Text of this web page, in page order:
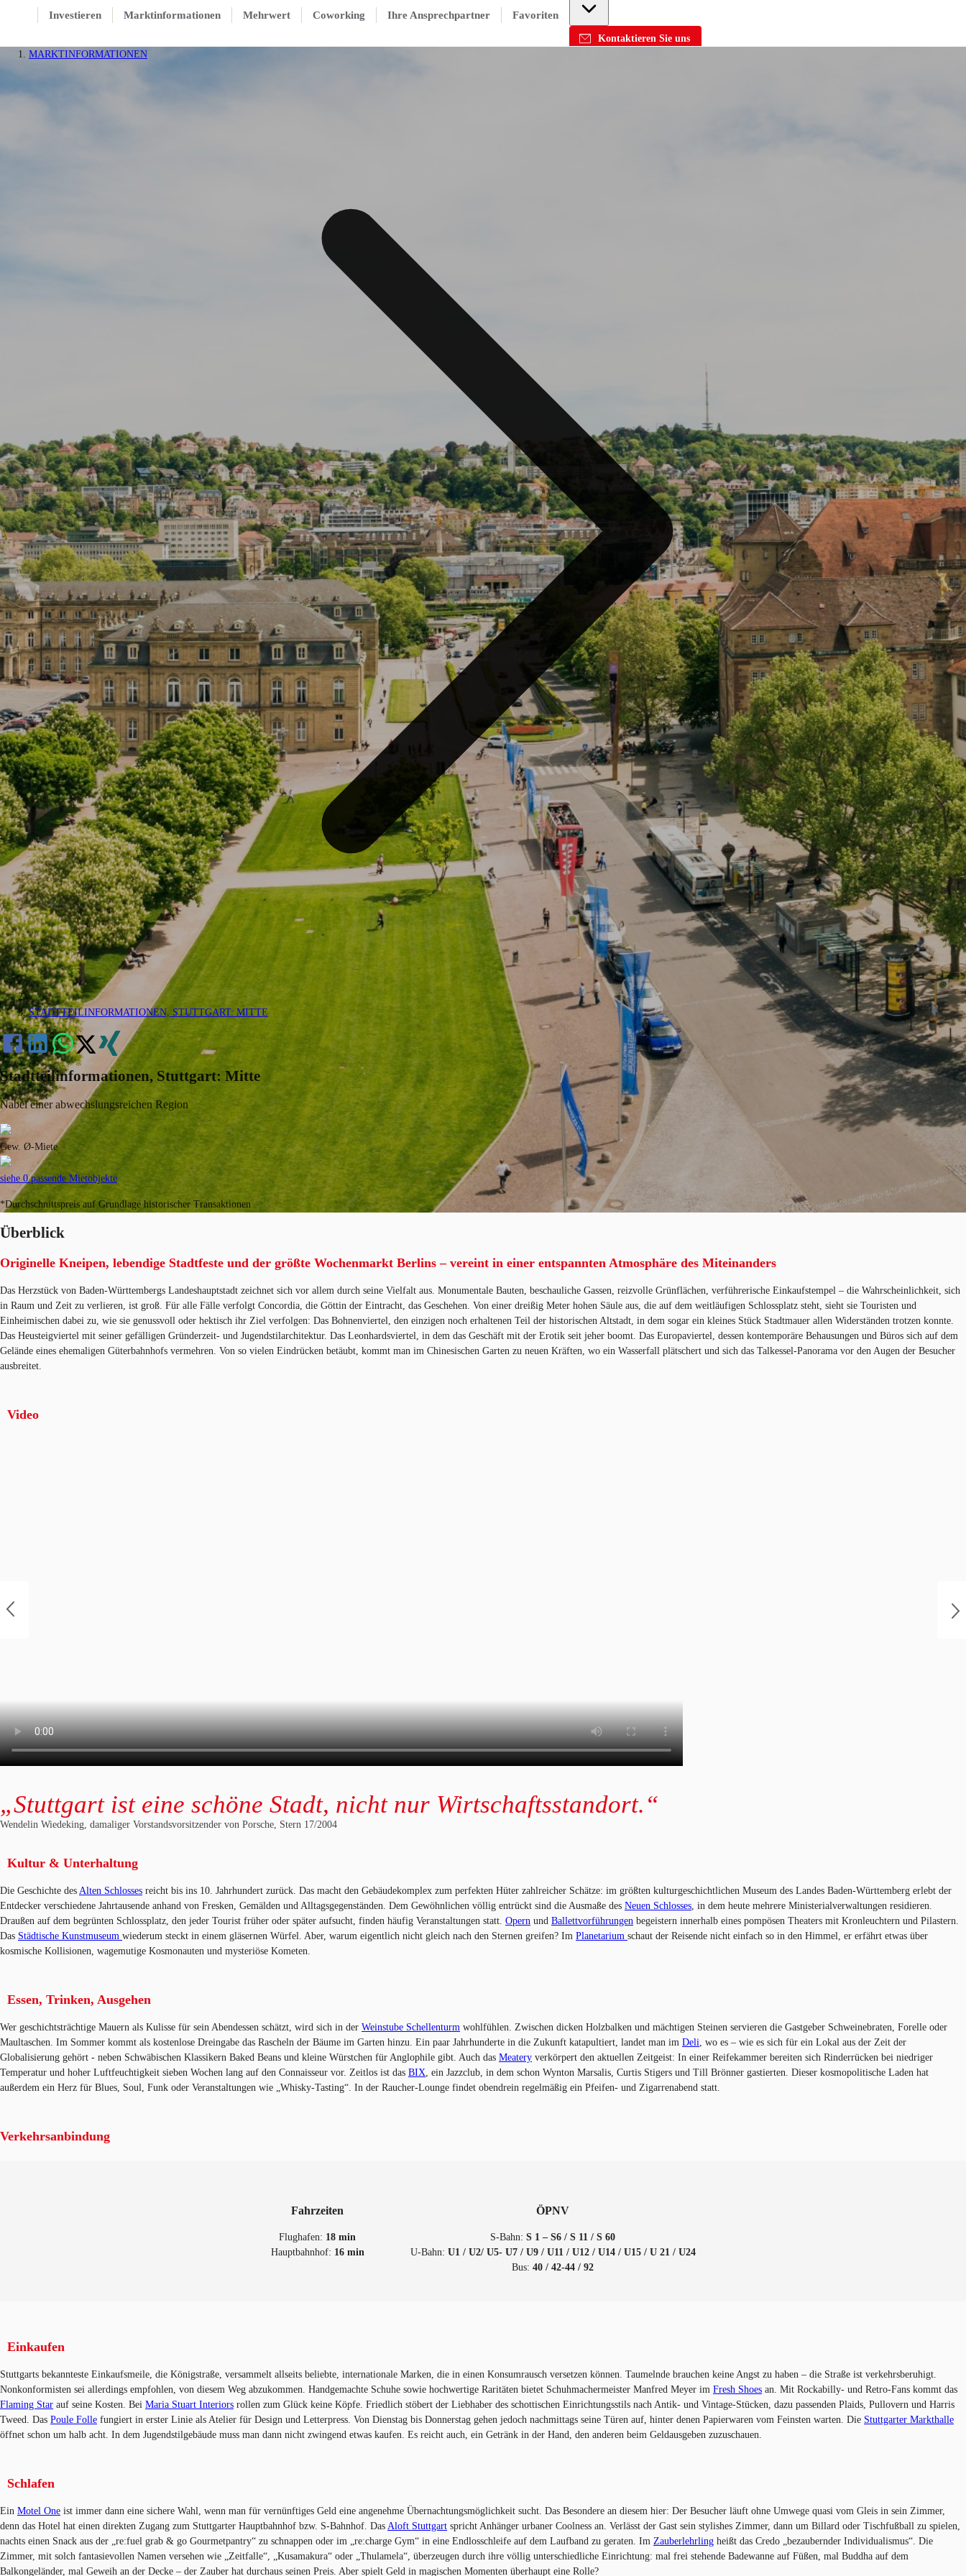
Investieren Marktinformationen Mehrwert Coworking Ihre Ansprechpartner Favoriten
Kontaktieren Sie uns
MARKTINFORMATIONEN
STADTTEILINFORMATIONEN, STUTTGART: MITTE
Stadtteilinformationen, Stuttgart: Mitte
Nabel einer abwechslungsreichen Region
Gew. Ø-Miete
siehe 0 passende Mietobjekte
*Durchschnittspreis auf Grundlage historischer Transaktionen
Überblick
Originelle Kneipen, lebendige Stadtfeste und der größte Wochenmarkt Berlins – vereint in einer entspannten Atmosphäre des Miteinanders
Das Herzstück von Baden-Württembergs Landeshauptstadt zeichnet sich vor allem durch seine Vielfalt aus. Monumentale Bauten, beschauliche Gassen, reizvolle Grünflächen, verführerische Einkaufstempel – die Wahrscheinlichkeit, sich
in Raum und Zeit zu verlieren, ist groß. Für alle Fälle verfolgt Concordia, die Göttin der Eintracht, das Geschehen. Von einer dreißig Meter hohen Säule aus, die auf dem weitläufigen Schlossplatz steht, sieht sie Touristen und
Einheimischen dabei zu, wie sie genussvoll oder hektisch ihr Ziel verfolgen: Das Bohnenviertel, den einzigen noch erhaltenen Teil der historischen Altstadt, in dem sogar ein kleines Stück Stadtmauer allen Widerständen trotzen konnte.
Das Heusteigviertel mit seiner gefälligen Gründerzeit- und Jugendstilarchitektur. Das Leonhardsviertel, in dem das Geschäft mit der Erotik seit jeher boomt. Das Europaviertel, dessen kontemporäre Behausungen und Büros sich auf dem
Gelände eines ehemaligen Güterbahnhofs vermehren. Von so vielen Eindrücken betäubt, kommt man im Chinesischen Garten zu neuen Kräften, wo ein Wasserfall plätschert und sich das Talkessel-Panorama vor den Augen der Besucher
ausbreitet.
Video
„Stuttgart ist eine schöne Stadt, nicht nur Wirtschaftsstandort.“
Wendelin Wiedeking, damaliger Vorstandsvorsitzender von Porsche, Stern 17/2004
Kultur & Unterhaltung
Die Geschichte des Alten Schlosses reicht bis ins 10. Jahrhundert zurück. Das macht den Gebäudekomplex zum perfekten Hüter zahlreicher Schätze: im größten kulturgeschichtlichen Museum des Landes Baden-Württemberg erlebt der
Entdecker verschiedene Jahrtausende anhand von Fresken, Gemälden und Alltagsgegenständen. Dem Gewöhnlichen völlig entrückt sind die Ausmaße des Neuen Schlosses , in dem heute mehrere Ministerialverwaltungen residieren.
Draußen auf dem begrünten Schlossplatz, den jeder Tourist früher oder später aufsucht, finden häufig Veranstaltungen statt. Opern und Ballettvorführungen begeistern innerhalb eines pompösen Theaters mit Kronleuchtern und Pilastern.
Das Städtische Kunstmuseum wiederum steckt in einem gläsernen Würfel. Aber, warum eigentlich nicht gleich nach den Sternen greifen? Im Planetarium schaut der Reisende nicht einfach so in den Himmel, er erfährt etwas über
kosmische Kollisionen, wagemutige Kosmonauten und mysteriöse Kometen.
Essen, Trinken, Ausgehen
Wer geschichtsträchtige Mauern als Kulisse für sein Abendessen schätzt, wird sich in der Weinstube Schellenturm wohlfühlen. Zwischen dicken Holzbalken und mächtigen Steinen servieren die Gastgeber Schweinebraten, Forelle oder
Maultaschen. Im Sommer kommt als kostenlose Dreingabe das Rascheln der Bäume im Garten hinzu. Ein paar Jahrhunderte in die Zukunft katapultiert, landet man im Deli , wo es – wie es sich für ein Lokal aus der Zeit der
Globalisierung gehört - neben Schwäbischen Klassikern Baked Beans und kleine Würstchen für Anglophile gibt. Auch das Meatery verkörpert den aktuellen Zeitgeist: In einer Reifekammer bereiten sich Rinderrücken bei niedriger
Temperatur und hoher Luftfeuchtigkeit sieben Wochen lang auf den Connaisseur vor. Zeitlos ist das BIX , ein Jazzclub, in dem schon Wynton Marsalis, Curtis Stigers und Till Brönner gastierten. Dieser kosmopolitische Laden hat
außerdem ein Herz für Blues, Soul, Funk oder Veranstaltungen wie „Whisky-Tasting“. In der Raucher-Lounge findet obendrein regelmäßig ein Pfeifen- und Zigarrenabend statt.
Verkehrsanbindung
Fahrzeiten
Flughafen: 18 min
Hauptbahnhof: 16 min
ÖPNV
S-Bahn: S 1 – S6 / S 11 / S 60
U-Bahn: U1 / U2/ U5- U7 / U9 / U11 / U12 / U14 / U15 / U 21 / U24
Bus: 40 / 42-44 / 92
Einkaufen
Stuttgarts bekannteste Einkaufsmeile, die Königstraße, versammelt allseits beliebte, internationale Marken, die in einen Konsumrausch versetzen können. Taumelnde brauchen keine Angst zu haben – die Straße ist verkehrsberuhigt.
Nonkonformisten sei allerdings empfohlen, von diesem Weg abzukommen. Handgemachte Schuhe sowie hochwertige Raritäten bietet Schuhmachermeister Manfred Meyer im Fresh Shoes an. Mit Rockabilly- und Retro-Fans kommt das
Flaming Star auf seine Kosten. Bei Maria Stuart Interiors rollen zum Glück keine Köpfe. Friedlich stöbert der Liebhaber des schottischen Einrichtungsstils nach Antik- und Vintage-Stücken, dazu passenden Plaids, Pullovern und Harris
Tweed. Das Poule Folle fungiert in erster Linie als Atelier für Design und Letterpress. Von Dienstag bis Donnerstag gehen jedoch nachmittags seine Türen auf, hinter denen Papierwaren vom Feinsten warten. Die Stuttgarter Markthalle
öffnet schon um halb acht. In dem Jugendstilgebäude muss man dann nicht zwingend etwas kaufen. Es reicht auch, ein Getränk in der Hand, den anderen beim Geldausgeben zuzuschauen.
Schlafen
Ein Motel One ist immer dann eine sichere Wahl, wenn man für vernünftiges Geld eine angenehme Übernachtungsmöglichkeit sucht. Das Besondere an diesem hier: Der Besucher läuft ohne Umwege quasi vom Gleis in sein Zimmer,
denn das Hotel hat einen direkten Zugang zum Stuttgarter Hauptbahnhof bzw. S-Bahnhof. Das Aloft Stuttgart spricht Anhänger urbaner Coolness an. Verlässt der Gast sein stylishes Zimmer, dann um Billard oder Tischfußball zu spielen,
nachts einen Snack aus der „re:fuel grab & go Gourmetpantry“ zu schnappen oder im „re:charge Gym“ in eine Endlosschleife auf dem Laufband zu geraten. Im Zauberlehrling heißt das Credo „bezaubernder Individualismus“. Die
Zimmer, mit solch fantasievollen Namen versehen wie „Zeitfalle“, „Kusamakura“ oder „Thulamela“, überzeugen durch ihre völlig unterschiedliche Einrichtung: mal frei stehende Badewanne auf Füßen, mal Buddha auf dem
Balkongeländer, mal Geweih an der Decke – der Zauber hat durchaus seinen Preis. Aber spielt Geld in magischen Momenten überhaupt eine Rolle?